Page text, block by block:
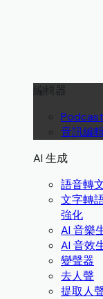
編輯器
音訊編
AI 生成
語音轉
文字轉
強化
AI 音樂
AI 音效
變聲器
去人聲
提取人